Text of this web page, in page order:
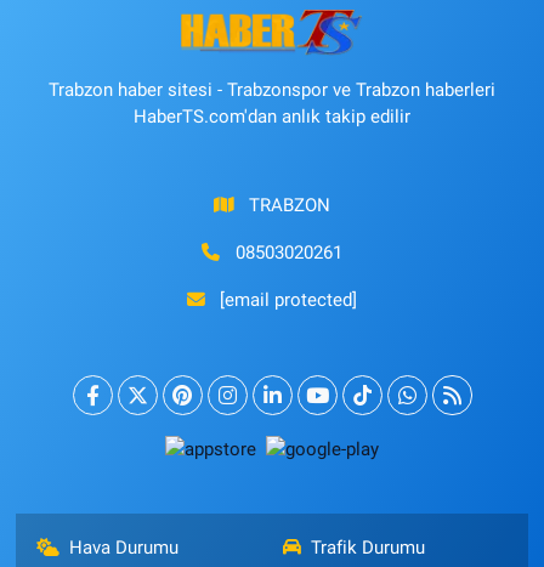
Trabzon haber sitesi - Trabzonspor ve Trabzon haberleri
HaberTS.com'dan anlık takip edilir
TRABZON
08503020261
[email protected]
Hava Durumu Trafik Durumu